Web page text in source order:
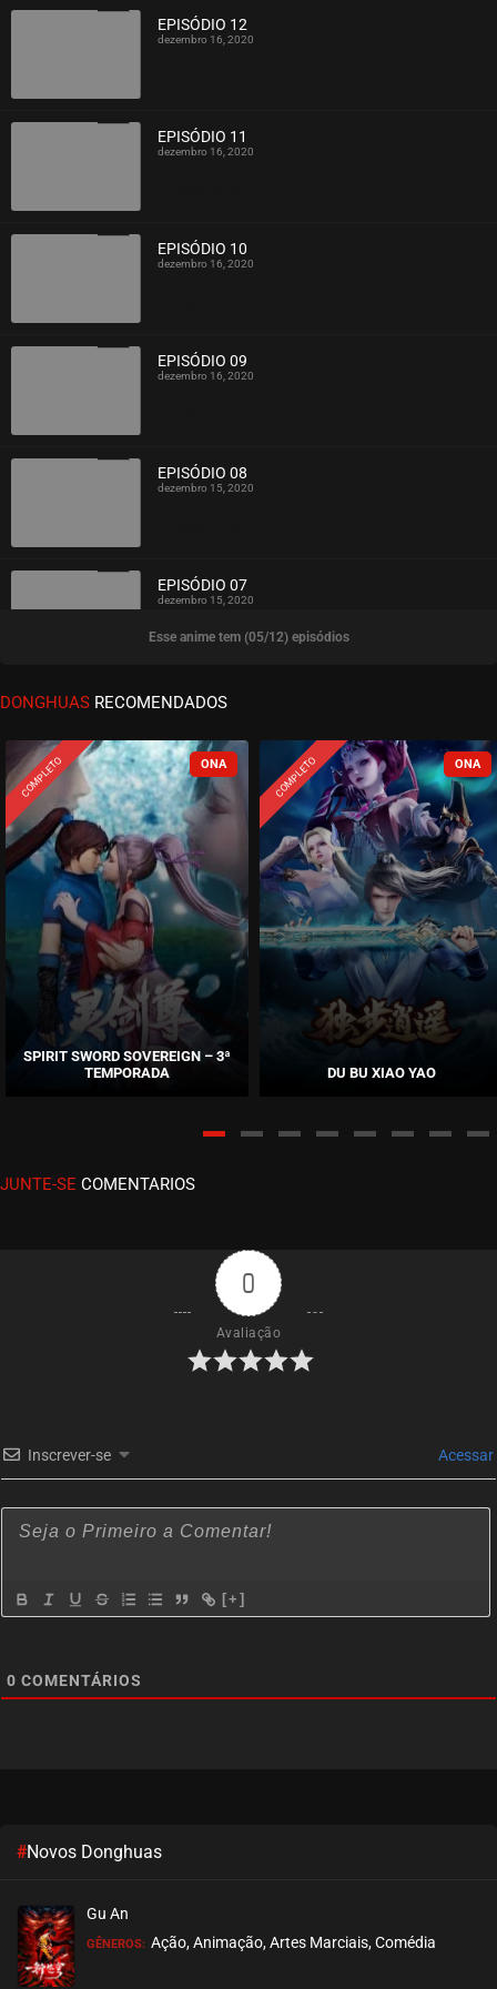
EPISÓDIO 12
dezembro 16, 2020
EPISÓDIO 11
dezembro 16, 2020
EPISÓDIO 10
dezembro 16, 2020
EPISÓDIO 09
dezembro 16, 2020
EPISÓDIO 08
dezembro 15, 2020
ASSISTIDO
EPISÓDIO 07
dezembro 15, 2020
ASSISTIDO
EPISÓDIO 06
ASSISTIDO
EPISÓDIO 05
dezembro 15, 2020
ASSISTIDO
EPISÓDIO 04
EPISÓDIO 03
dezembro 15, 2020
ASSISTIDO
EPISÓDIO 01
dezembro 15, 2020
EPISÓDIO PRÓLOGO
Esse anime tem (05/12) episódios
DONGHUAS RECOMENDADOS
COMPLETO
SPIRIT SWORD SOVEREIGN – 3ª
TEMPORADA
COMPLETO
DU BU XIAO YAO
JUNTE-SE COMENTARIOS
0
Avaliação
Inscrever-se Acessar
[+]
0 COMENTÁRIOS
#Novos Donghuas
Gu An
GÊNEROS: Ação, Animação, Artes Marciais, Comédia